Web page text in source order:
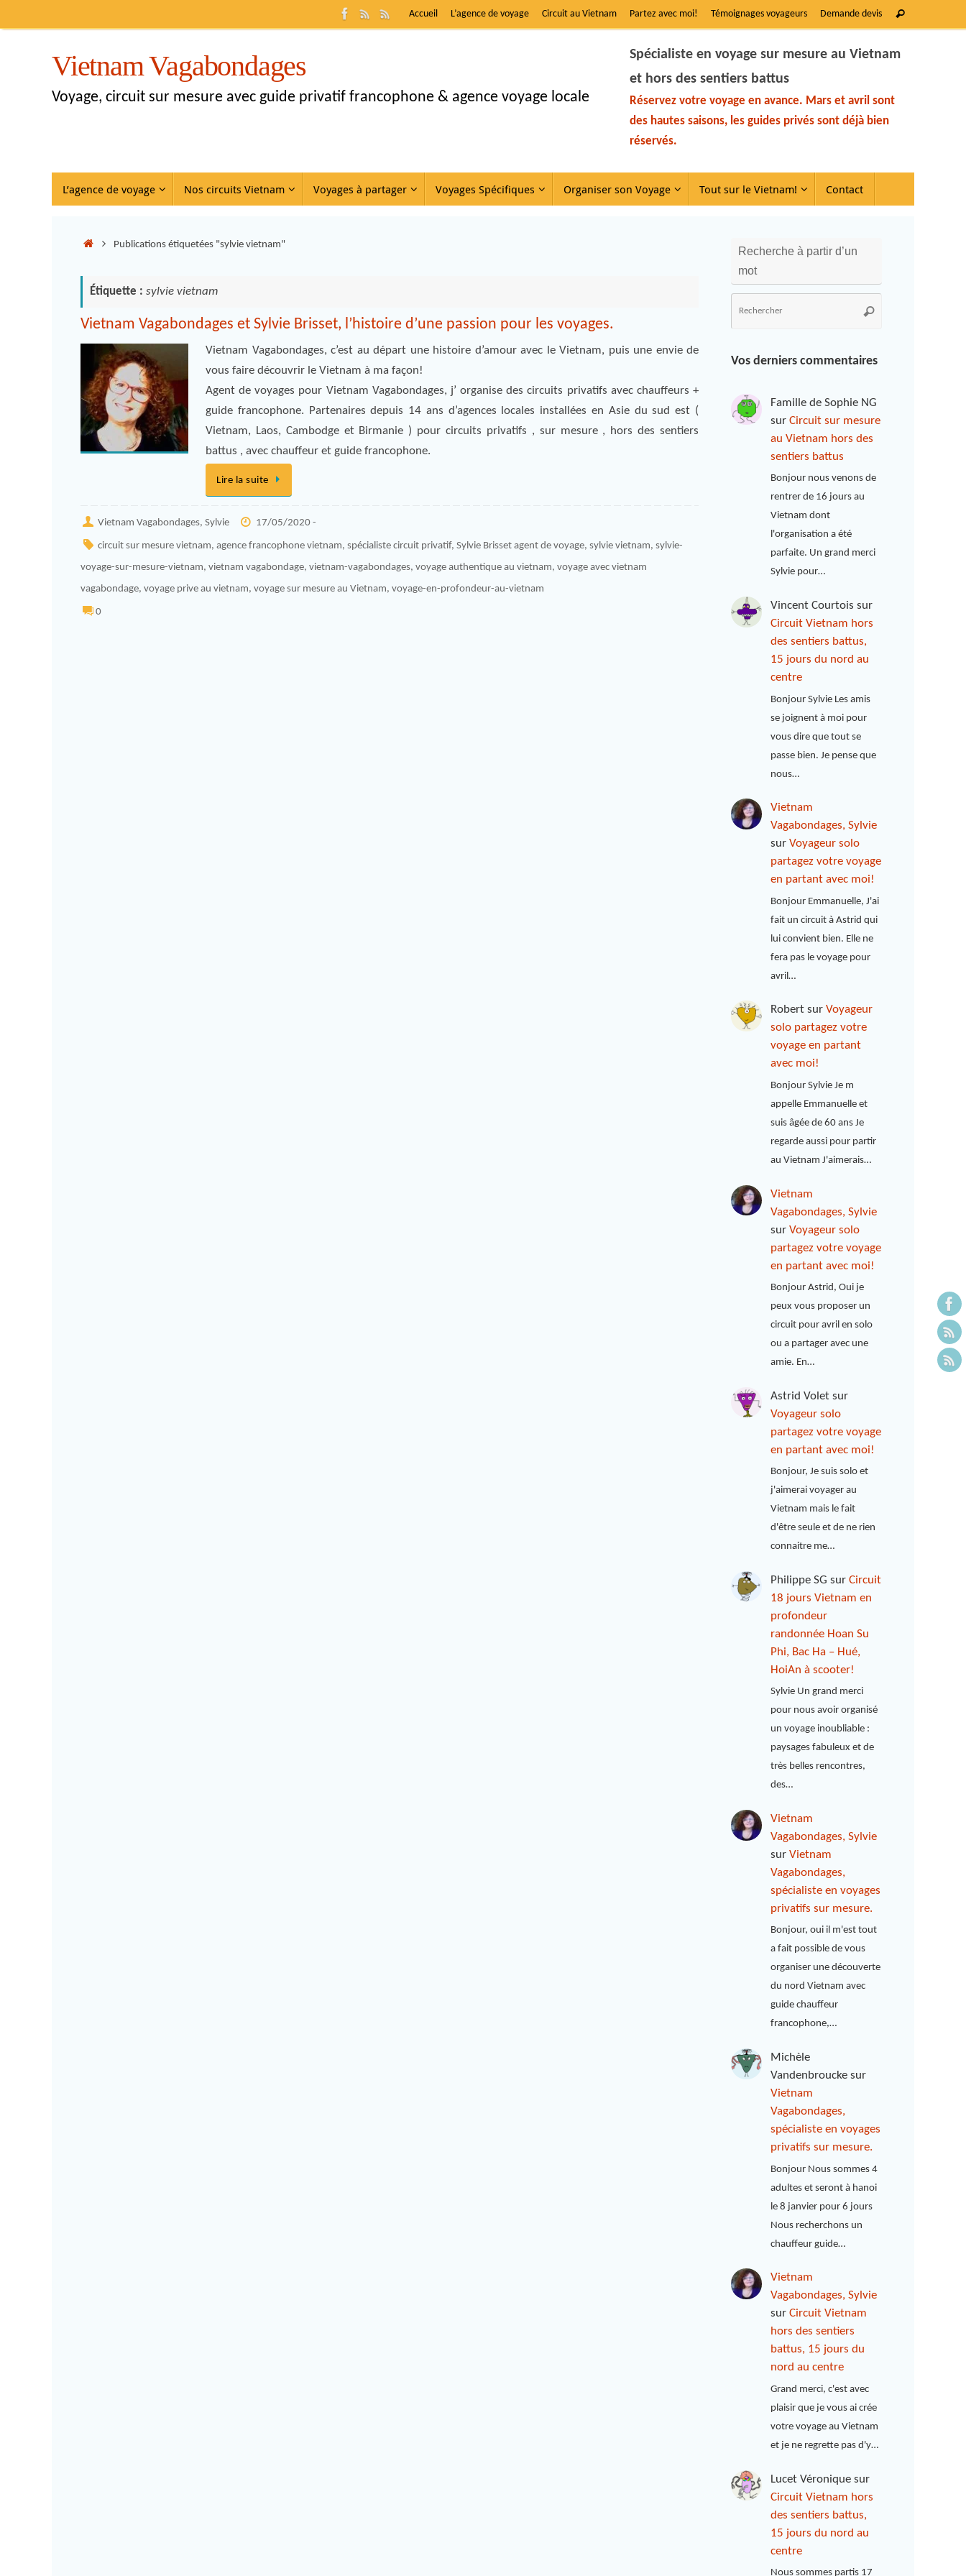
Accueil L’agence de voyage Circuit au Vietnam Partez avec moi! Témoignages voyageurs Demande devis
Vietnam Vagabondages
Voyage, circuit sur mesure avec guide privatif francophone & agence voyage locale
Spécialiste en voyage sur mesure au Vietnam
et hors des sentiers battus
Réservez votre voyage en avance. Mars et avril sont
des hautes saisons, les guides privés sont déjà bien
réservés.
L’agence de voyage Nos circuits Vietnam Voyages à partager Voyages Spécifiques Organiser son Voyage Tout sur le Vietnam! Contact
Publications étiquetées "sylvie vietnam"
Étiquette : sylvie vietnam
Vietnam Vagabondages et Sylvie Brisset, l’histoire d’une passion pour les voyages.
Vietnam Vagabondages, c’est au départ une histoire d’amour avec le Vietnam, puis une envie de
vous faire découvrir le Vietnam à ma façon!
Agent de voyages pour Vietnam Vagabondages, j’ organise des circuits privatifs avec chauffeurs +
guide francophone. Partenaires depuis 14 ans d’agences locales installées en Asie du sud est (
Vietnam, Laos, Cambodge et Birmanie ) pour circuits privatifs , sur mesure , hors des sentiers
battus , avec chauffeur et guide francophone.
Lire la suite
Vietnam Vagabondages, Sylvie 17/05/2020 -
circuit sur mesure vietnam,agence francophone vietnam,spécialiste circuit privatif,Sylvie Brisset agent de voyage,sylvie vietnam,sylvie-
voyage-sur-mesure-vietnam, vietnam vagabondage, vietnam-vagabondages, voyage authentique au vietnam, voyage avec vietnam
vagabondage, voyage prive au vietnam, voyage sur mesure au Vietnam, voyage-en-profondeur-au-vietnam
0
Recherche à partir d’un
mot
Vos derniers commentaires
Famille de Sophie NG
surCircuit sur mesure
au Vietnam hors des
sentiers battus
Bonjour nous venons de
rentrer de 16 jours au
Vietnam dont
l'organisation a été
parfaite. Un grand merci
Sylvie pour…
Vincent Courtois sur
Circuit Vietnam hors
des sentiers battus,
15 jours du nord au
centre
Bonjour Sylvie Les amis
se joignent à moi pour
vous dire que tout se
passe bien. Je pense que
nous…
Vietnam
Vagabondages, Sylvie
surVoyageur solo
partagez votre voyage
en partant avec moi!
Bonjour Emmanuelle, J'ai
fait un circuit à Astrid qui
lui convient bien. Elle ne
fera pas le voyage pour
avril…
Robert surVoyageur
solo partagez votre
voyage en partant
avec moi!
Bonjour Sylvie Je m
appelle Emmanuelle et
suis âgée de 60 ans Je
regarde aussi pour partir
au Vietnam J'aimerais…
Vietnam
Vagabondages, Sylvie
surVoyageur solo
partagez votre voyage
en partant avec moi!
Bonjour Astrid, Oui je
peux vous proposer un
circuit pour avril en solo
ou a partager avec une
amie. En…
Astrid Volet sur
Voyageur solo
partagez votre voyage
en partant avec moi!
Bonjour, Je suis solo et
j'aimerai voyager au
Vietnam mais le fait
d'être seule et de ne rien
connaitre me…
Philippe SG surCircuit
18 jours Vietnam en
profondeur
randonnée Hoan Su
Phi, Bac Ha – Hué,
HoiAn à scooter!
Sylvie Un grand merci
pour nous avoir organisé
un voyage inoubliable :
paysages fabuleux et de
très belles rencontres,
des…
Vietnam
Vagabondages, Sylvie
surVietnam
Vagabondages,
spécialiste en voyages
privatifs sur mesure.
Bonjour, oui il m'est tout
a fait possible de vous
organiser une découverte
du nord Vietnam avec
guide chauffeur
francophone,…
Michèle
Vandenbroucke sur
Vietnam
Vagabondages,
spécialiste en voyages
privatifs sur mesure.
Bonjour Nous sommes 4
adultes et seront à hanoi
le 8 janvier pour 6 jours
Nous recherchons un
chauffeur guide…
Vietnam
Vagabondages, Sylvie
surCircuit Vietnam
hors des sentiers
battus, 15 jours du
nord au centre
Grand merci, c'est avec
plaisir que je vous ai crée
votre voyage au Vietnam
et je ne regrette pas d'y…
Lucet Véronique sur
Circuit Vietnam hors
des sentiers battus,
15 jours du nord au
centre
Nous sommes partis 17